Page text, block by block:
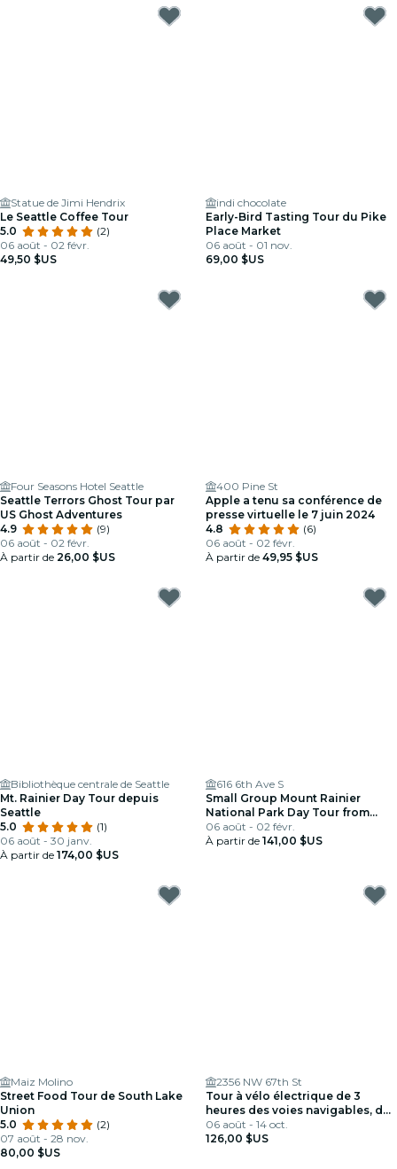
Statue de Jimi Hendrix
Le Seattle Coffee Tour
5.0
(2)
06 août - 02 févr.
49,50 $US
indi chocolate
Early-Bird Tasting Tour du Pike
Place Market
06 août - 01 nov.
69,00 $US
Four Seasons Hotel Seattle
Seattle Terrors Ghost Tour par
US Ghost Adventures
4.9
(9)
06 août - 02 févr.
À partir de 26,00 $US
400 Pine St
Apple a tenu sa conférence de
presse virtuelle le 7 juin 2024
4.8
(6)
06 août - 02 févr.
À partir de 49,95 $US
Bibliothèque centrale de Seattle
Mt. Rainier Day Tour depuis
Seattle
5.0
(1)
06 août - 30 janv.
À partir de 174,00 $US
616 6th Ave S
Small Group Mount Rainier
National Park Day Tour from
Seattle
06 août - 02 févr.
À partir de 141,00 $US
Maiz Molino
Street Food Tour de South Lake
Union
5.0
(2)
07 août - 28 nov.
80,00 $US
2356 NW 67th St
Tour à vélo électrique de 3
heures des voies navigables, de
la nature et des quartiers de
Seattle
06 août - 14 oct.
126,00 $US